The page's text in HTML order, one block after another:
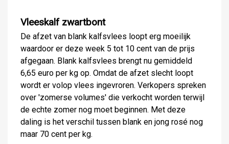
Vleeskalf zwartbont
De afzet van blank kalfsvlees loopt erg moeilijk
waardoor er deze week 5 tot 10 cent van de prijs
afgegaan. Blank kalfsvlees brengt nu gemiddeld
6,65 euro per kg op. Omdat de afzet slecht loopt
wordt er volop vlees ingevroren. Verkopers spreken
over 'zomerse volumes' die verkocht worden terwijl
de echte zomer nog moet beginnen. Met deze
daling is het verschil tussen blank en jong rosé nog
maar 70 cent per kg.